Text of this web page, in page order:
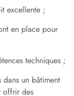
excellente ;
en place pour
techniques ;
un bâtiment
offrir des